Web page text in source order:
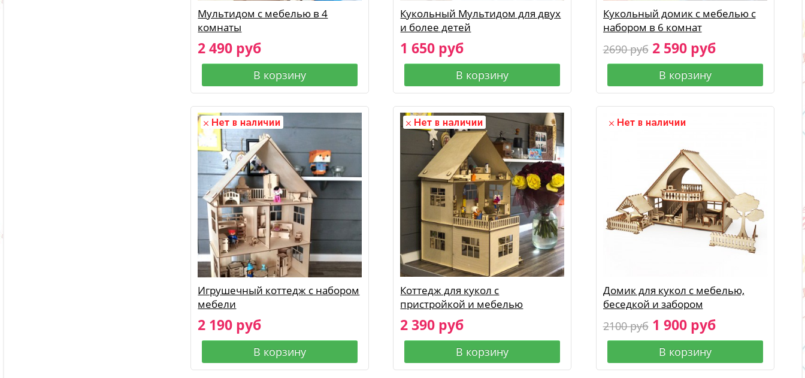
Мультидом с мебелью в 4
комнаты
2 490 руб
В корзину
Кукольный Мультидом для двух
и более детей
1 650 руб
В корзину
Кукольный домик с мебелью с
набором в 6 комнат
2690 руб2 590 руб
В корзину
Игрушечный коттедж с набором
мебели
2 190 руб
В корзину
Коттедж для кукол с
пристройкой и мебелью
2 390 руб
В корзину
Домик для кукол с мебелью,
беседкой и забором
2100 руб1 900 руб
В корзину